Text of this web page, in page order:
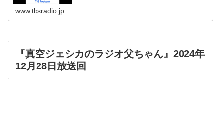
www.tbsradio.jp
『真空ジェシカのラジオ父ちゃん』2024年
12月28日放送回